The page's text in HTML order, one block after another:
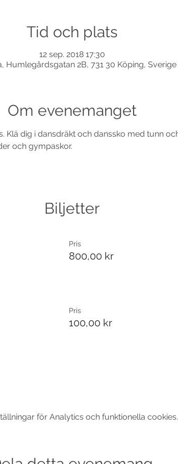
Tid och plats
12 sep. 2018 17:30
Humlegårdsgatan 2B, 731 30 Köping, Sverige
Om evenemanget
Klä dig i dansdräkt och danssko med tunn
Biljetter
Pris
800,00 kr
Pris
100,00 kr
för Analytics och funktionella cookies.